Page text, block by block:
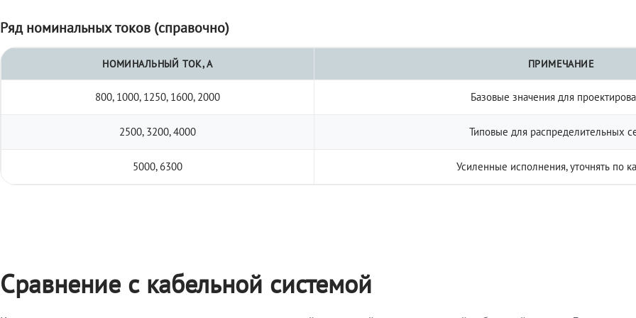
Ряд номинальных токов (справочно)
НОМИНАЛЬНЫЙ ТОК, А ПРИМЕЧАНИЕ
800, 1000, 1250, 1600, 2000 Базовые значения для
2500, 3200, 4000 Типовые для распределительных
5000, 6300 Усиленные исполнения, уточнять по
Сравнение с кабельной системой